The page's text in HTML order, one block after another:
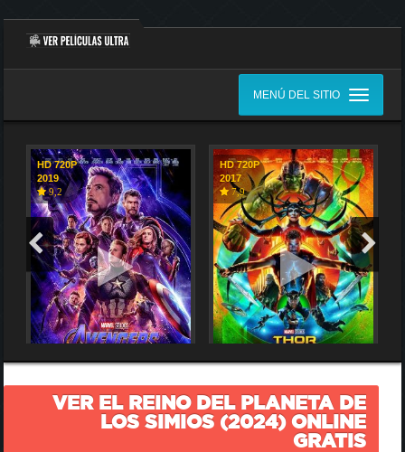
MENÚ DEL SITIO
HD 720P
2019
9,2
HD 720P
2017
7,9
VER EL REINO DEL PLANETA DE
LOS SIMIOS (2024) ONLINE
GRATIS